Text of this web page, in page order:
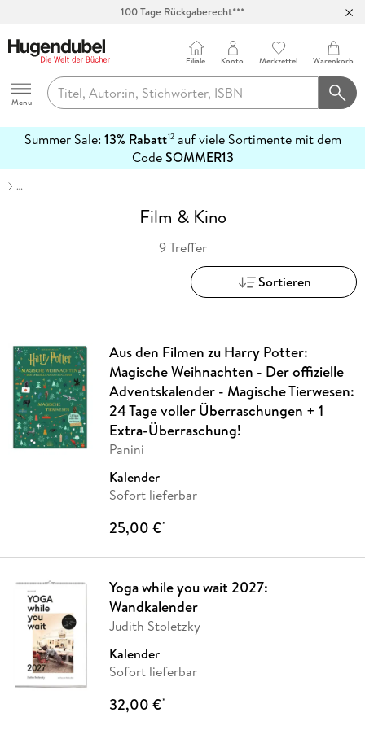
100 Tage Rückgaberecht***
Hugendubel
Menu
Filiale Konto Merkzettel Warenkorb
Summer Sale: 13% Rabatt12auf viele Sortimente mit dem
CodeSOMMER13
erfahren
…
Film & Kino
9 Treffer
Sortieren
Aus den Filmen zu Harry Potter:
Magische Weihnachten - Der offizielle
Adventskalender - Magische Tierwesen:
24 Tage voller Überraschungen + 1
Extra-Überraschung!
Panini
Kalender
Sofort lieferbar
25,00 €*
Yoga while you wait 2027:
Wandkalender
Judith Stoletzky
Kalender
Sofort lieferbar
32,00 €*